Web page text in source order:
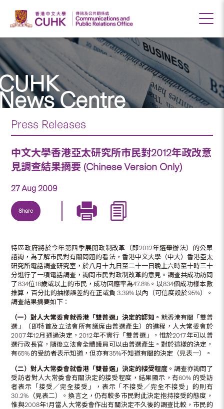
Centre
Press Releases
中文大學香港亞太研究所市民對2012年政改意
見調查結果摘要 (Chinese Version Only)
27 Aug 2009
Share
特區政府將於今年第四季展開政制改革（即2012年選舉辦法）的公眾
諮詢，為了解市民對有關問題的看法，香港中文大學（中大）香港亞太
研究所電話調查研究室，於八月十九日至二十一日晚上六時至十時三十
分進行了一項電話調查，詢問市民對政制改革的意見。調查共成功訪問
了834位18歲或以上的市民，成功回應率為47.8%。以834個成功樣本數
推算，百分比的抽樣誤差約在正或負 3.39% 以內（可信度設於95%）。
調查結果摘要如下：
（一）對人大常委會就香港「雙普選」決定的認知。 就香港有關「雙普
選」（即特首及立法會所有議席由普選產生）的進程，人大常委會於
2007年12月通過決定，2012年不實行「雙普選」，惟於2017年可以普
選行政長官，隨後立法會全體議員可以由普選產生。對於這樣的決定，
有65% 的受訪者表示知道，但亦有35%不知道有關的決定（見表一）。
（二）對人大常委會就香港「雙普選」決定的接受程度。 調查亦詢問了
受訪者對人大常委會有關決定的接受程度，結果顯示，有60% 的受訪
者表示「接受／完全接受」，表示「不接受／完全不接受」的則有
30.2%（見表二）。換言之，仍有較多市民對此決定抱持接受的態度，
惟與2008年1月當人大常委會作出有關決定不久後的調查比較，市民的